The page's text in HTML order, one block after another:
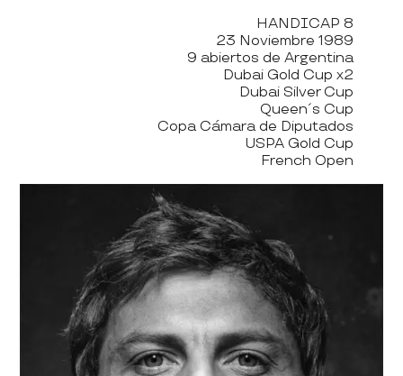
HANDICAP 8
23 Noviembre 1989
9 abiertos de Argentina
Dubai Gold Cup x2
Dubai Silver Cup
Queen´s Cup
Copa Cámara de Diputados
USPA Gold Cup
French Open